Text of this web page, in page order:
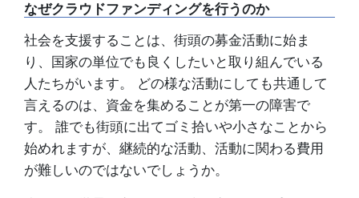
なぜクラウドファンディングを行うのか
社会を支援することは、街頭の募金活動に始ま
り、国家の単位でも良くしたいと取り組んでいる
人たちがいます。 どの様な活動にしても共通して
言えるのは、資金を集めることが第一の障害で
す。 誰でも街頭に出てゴミ拾いや小さなことから
始めれますが、継続的な活動、活動に関わる費用
が難しいのではないでしょうか。